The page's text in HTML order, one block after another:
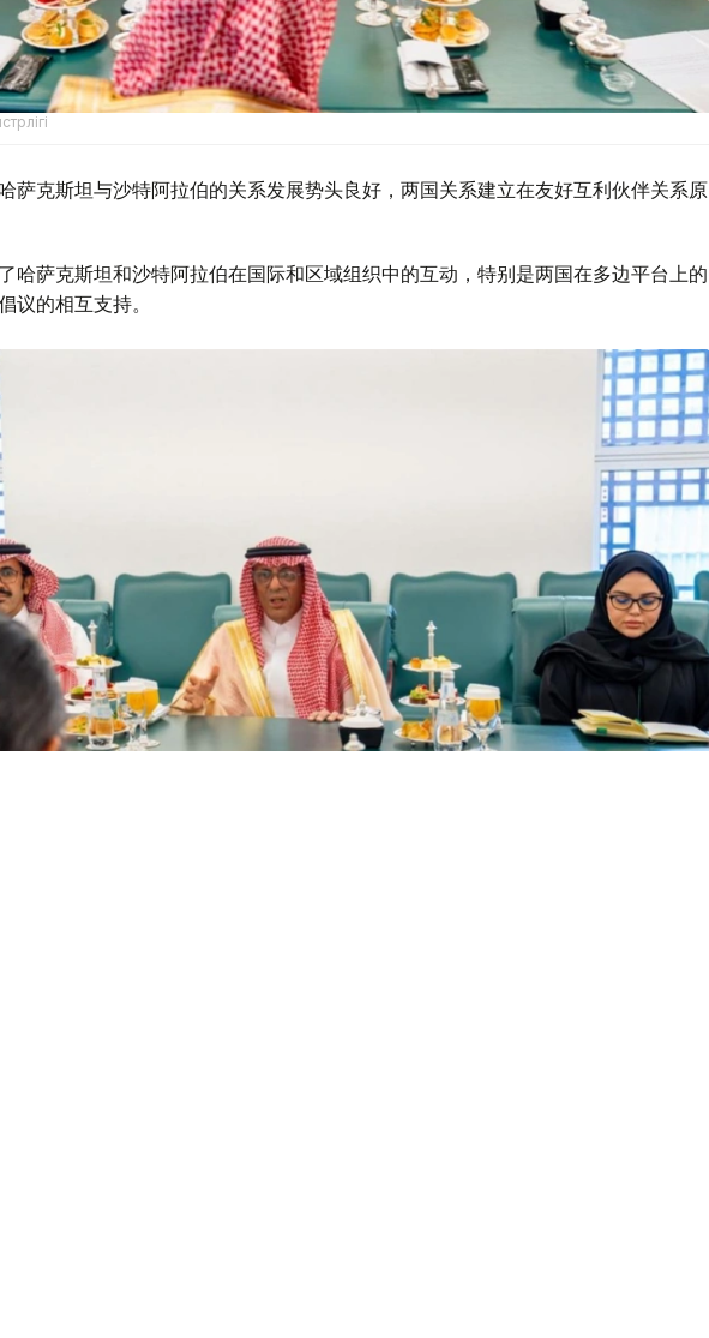
萨克斯坦与沙特阿拉伯的关系发展势头良好，两国关系建立在友好互利伙伴关系原
哈萨克斯坦和沙特阿拉伯在国际和区域组织中的互动，特别是两国在多边平台上的
议的相互支持。